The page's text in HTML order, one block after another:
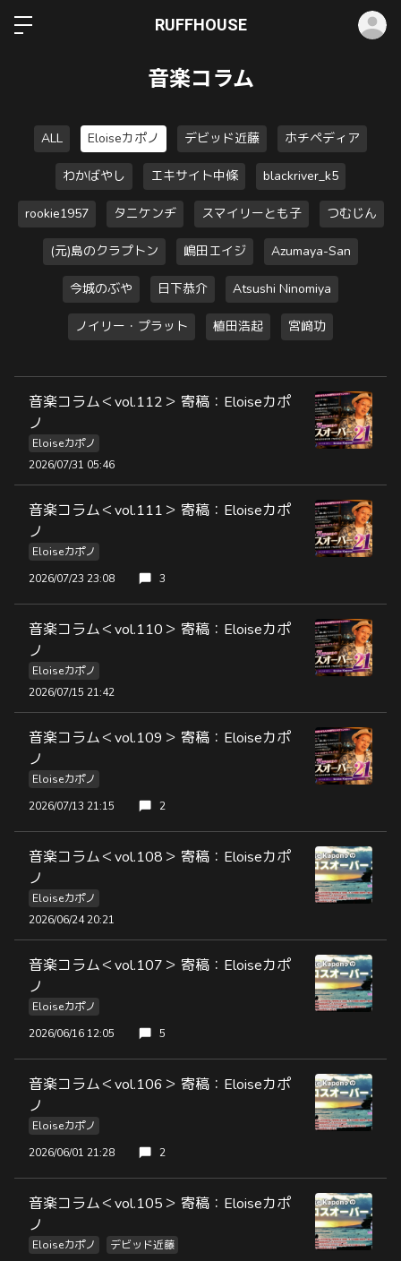
RUFFHOUSE
音楽コラム
ALL Eloiseカポノ デビッド近藤 ホチペディア
わかばやし エキサイト中條 blackriver_k5
rookie1957 タニケンヂ スマイリーとも子 つむじん
(元)島のクラプトン 嶋田エイジ Azumaya-San
今城のぶや 日下恭介 Atsushi Ninomiya
ノイリー・プラット 植田浩起 宮﨑功
音楽コラム＜vol.112＞ 寄稿：Eloiseカポ
ノ
Eloiseカポノ
2026/07/31 05:46
音楽コラム＜vol.111＞ 寄稿：Eloiseカポ
ノ
Eloiseカポノ
2026/07/23 23:08
3
音楽コラム＜vol.110＞ 寄稿：Eloiseカポ
ノ
Eloiseカポノ
2026/07/15 21:42
音楽コラム＜vol.109＞ 寄稿：Eloiseカポ
ノ
Eloiseカポノ
2026/07/13 21:15
2
音楽コラム＜vol.108＞ 寄稿：Eloiseカポ
ノ
Eloiseカポノ
2026/06/24 20:21
音楽コラム＜vol.107＞ 寄稿：Eloiseカポ
ノ
Eloiseカポノ
2026/06/16 12:05
5
音楽コラム＜vol.106＞ 寄稿：Eloiseカポ
ノ
Eloiseカポノ
2026/06/01 21:28
2
音楽コラム＜vol.105＞ 寄稿：Eloiseカポ
ノ
Eloiseカポノ
デビッド近藤